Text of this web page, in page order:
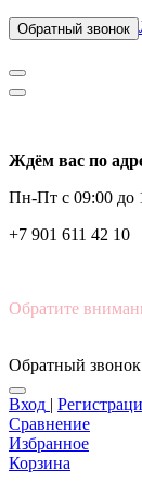
Обратный звонок
Ждём вас по
Пн-Пт с 09:00 до
+7 901 611 42 10
Обратите
Обратный звонок
Вход |
Сравнение
Избранное
Корзина